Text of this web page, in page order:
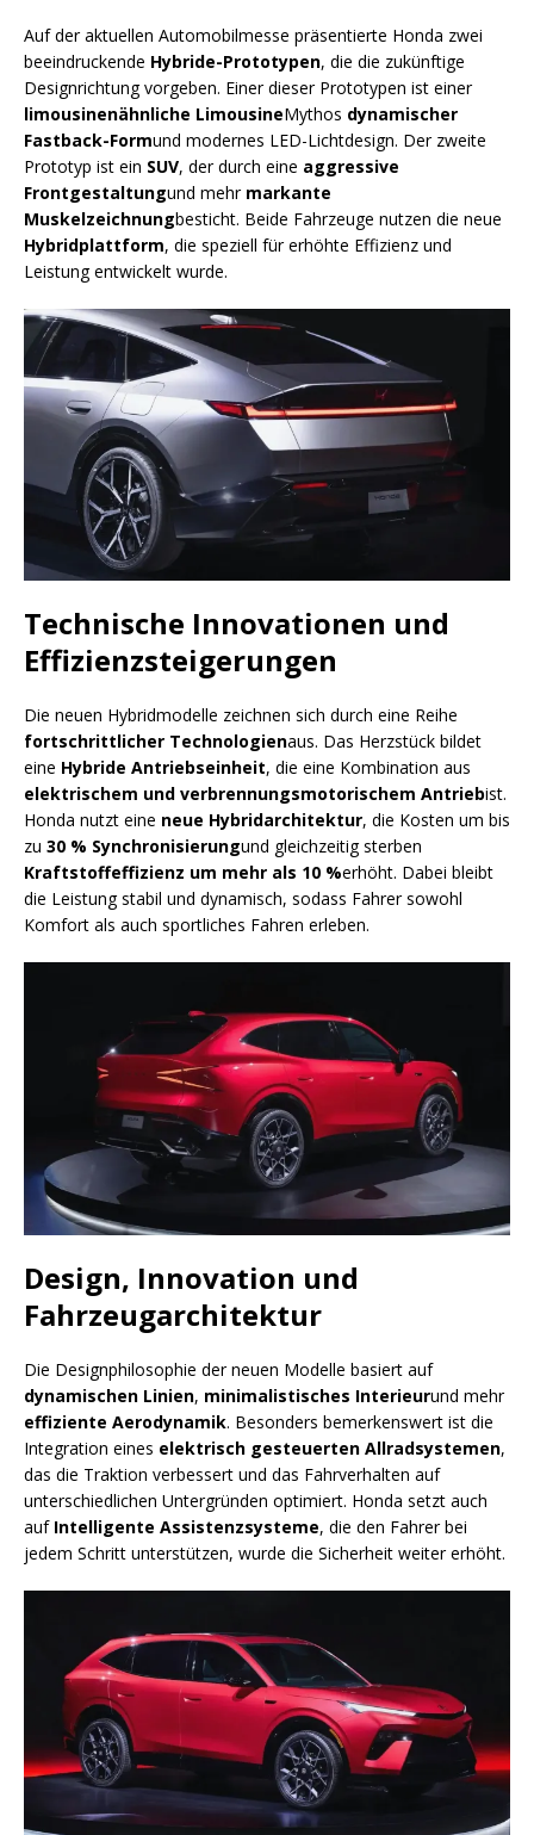
Auf der aktuellen Automobilmesse präsentierte Honda zwei
beeindruckende Hybride-Prototypen, die die zukünftige
Designrichtung vorgeben. Einer dieser Prototypen ist einer
limousinenähnliche LimousineMythos dynamischer
Fastback-Formund modernes LED-Lichtdesign. Der zweite
Prototyp ist ein SUV, der durch eine aggressive
Frontgestaltungund mehr markante
Muskelzeichnungbesticht. Beide Fahrzeuge nutzen die neue
Hybridplattform, die speziell für erhöhte Effizienz und
Leistung entwickelt wurde.
Technische Innovationen und
Effizienzsteigerungen
Die neuen Hybridmodelle zeichnen sich durch eine Reihe
fortschrittlicher Technologienaus. Das Herzstück bildet
eine Hybride Antriebseinheit, die eine Kombination aus
elektrischem und verbrennungsmotorischem Antriebist.
Honda nutzt eine neue Hybridarchitektur, die Kosten um bis
zu 30 % Synchronisierungund gleichzeitig sterben
Kraftstoffeffizienz um mehr als 10 %erhöht. Dabei bleibt
die Leistung stabil und dynamisch, sodass Fahrer sowohl
Komfort als auch sportliches Fahren erleben.
Design, Innovation und
Fahrzeugarchitektur
Die Designphilosophie der neuen Modelle basiert auf
dynamischen Linien, minimalistisches Interieurund mehr
effiziente Aerodynamik. Besonders bemerkenswert ist die
Integration eines elektrisch gesteuerten Allradsystemen,
das die Traktion verbessert und das Fahrverhalten auf
unterschiedlichen Untergründen optimiert. Honda setzt auch
auf Intelligente Assistenzsysteme, die den Fahrer bei
jedem Schritt unterstützen, wurde die Sicherheit weiter erhöht.